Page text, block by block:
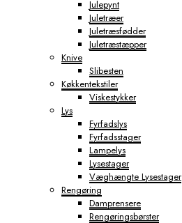
Julepynt
Juletræer
Juletræsfødder
Juletræstæpper
Knive
Slibesten
Køkkentekstiler
Viskestykker
Lys
Fyrfadslys
Fyrfadsstager
Lampelys
Lysestager
Væghængte Lysestager
Rengøring
Damprensere
Rengøringsbørster